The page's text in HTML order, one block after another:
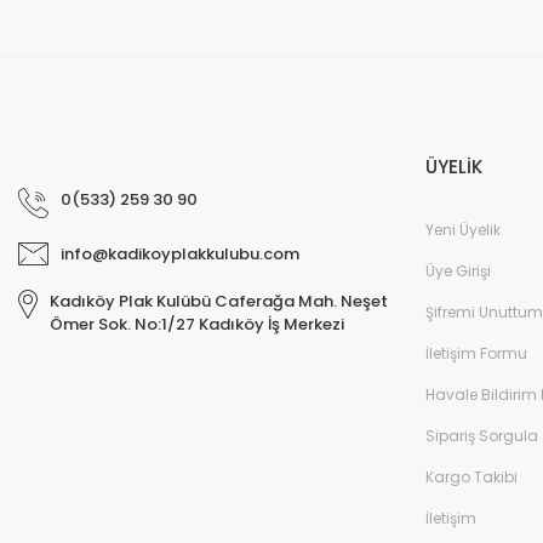
0(533) 259 30 90
info@kadikoyplakkulubu.com
Kadıköy Plak Kulübü Caferağa Mah. Neşet
Ömer Sok. No:1/27 Kadıköy İş Merkezi
ÜYELİK
Yeni Üyelik
Üye Girişi
Şifremi Unuttum
İletişim Formu
Havale Bildirim
Sipariş Sorgula
Kargo Takibi
İletişim